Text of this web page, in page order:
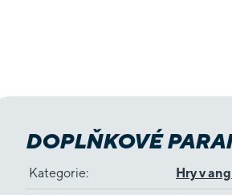
DOPLŇKOVÉ
Kategorie: Hry v